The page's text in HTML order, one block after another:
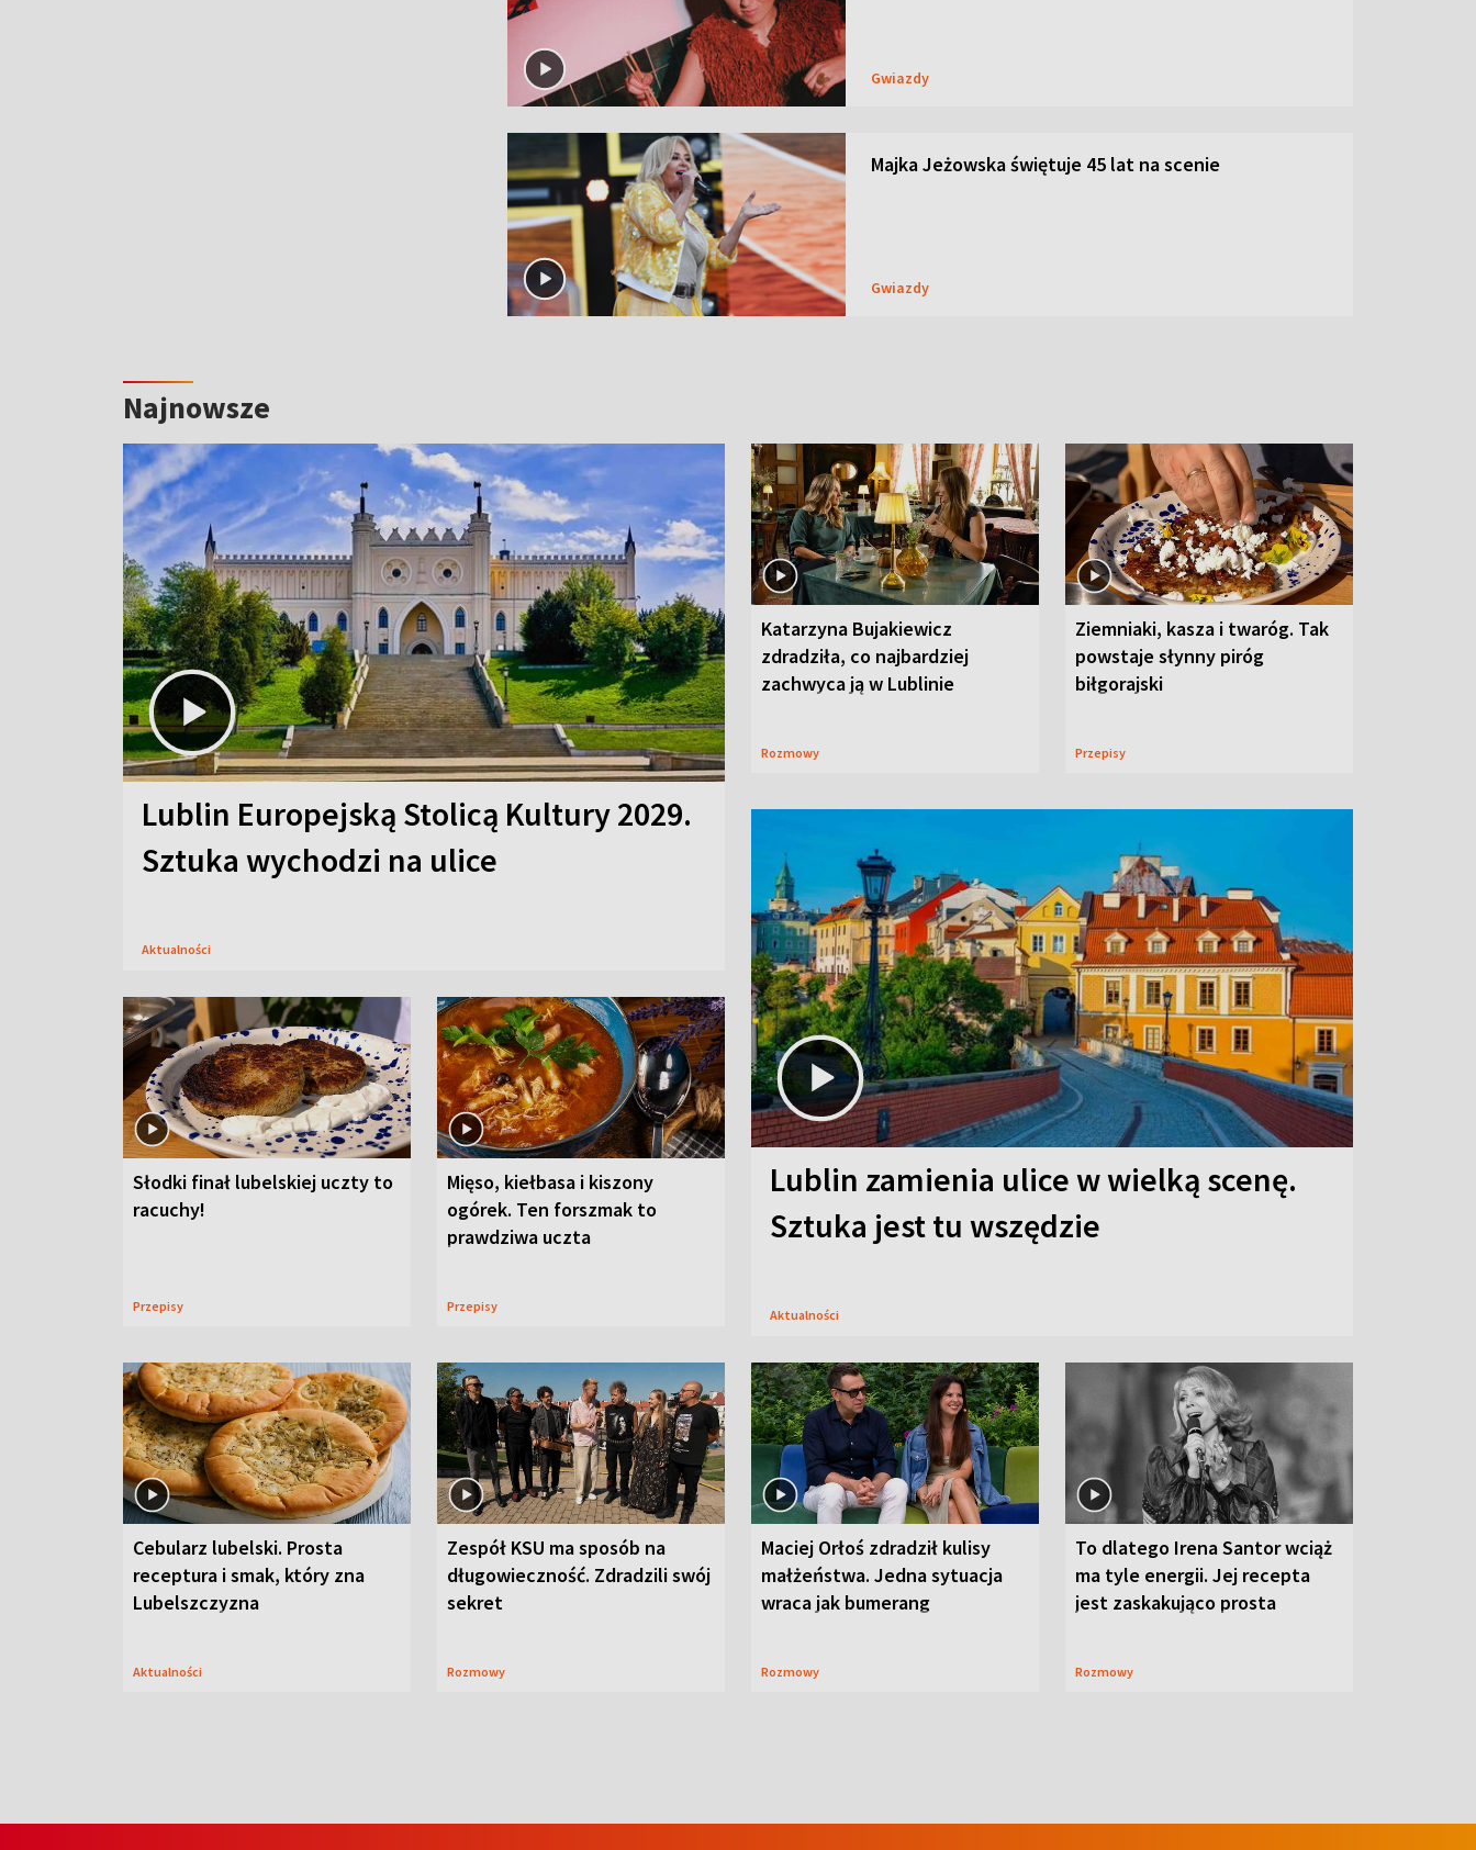
Gwiazdy
Majka Jeżowska świętuje 45 lat na scenie
Gwiazdy
Najnowsze
Lublin Europejską Stolicą Kultury 2029.
Sztuka wychodzi na ulice
Aktualności
Katarzyna Bujakiewicz
zdradziła, co najbardziej
zachwyca ją w Lublinie
Rozmowy
Ziemniaki, kasza i twaróg. Tak
powstaje słynny piróg
biłgorajski
Przepisy
Słodki finał lubelskiej uczty to
racuchy!
Przepisy
Mięso, kiełbasa i kiszony
ogórek. Ten forszmak to
prawdziwa uczta
Przepisy
Lublin zamienia ulice w wielką scenę.
Sztuka jest tu wszędzie
Aktualności
Cebularz lubelski. Prosta
receptura i smak, który zna
Lubelszczyzna
Aktualności
Zespół KSU ma sposób na
długowieczność. Zdradzili swój
sekret
Rozmowy
Maciej Orłoś zdradził kulisy
małżeństwa. Jedna sytuacja
wraca jak bumerang
Rozmowy
To dlatego Irena Santor wciąż
ma tyle energii. Jej recepta
jest zaskakująco prosta
Rozmowy